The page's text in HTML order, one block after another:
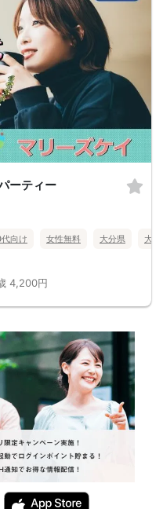
ーティー
向け 女性無料 大分県 大
4,200円